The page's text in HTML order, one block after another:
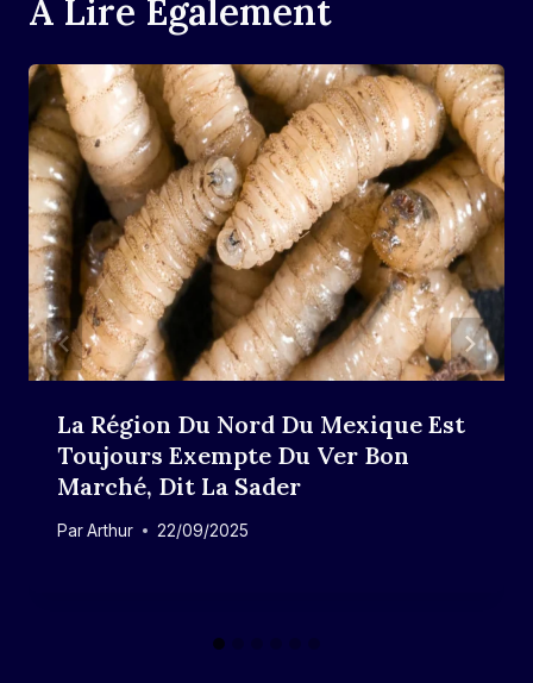
A Lire Également
La Région Du Nord Du Mexique Est
Toujours Exempte Du Ver Bon
Marché, Dit La Sader
ParArthur 22/09/2025